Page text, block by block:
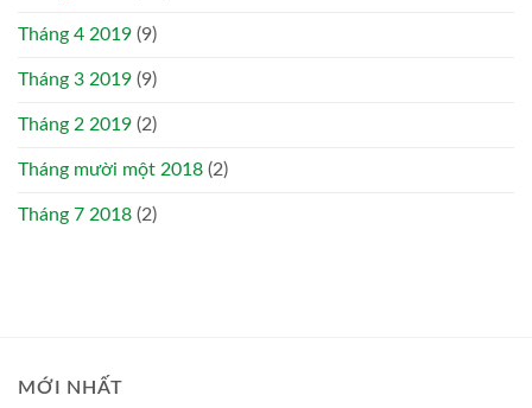
Tháng 4 2019 (9)
Tháng 3 2019 (9)
Tháng 2 2019 (2)
Tháng mười một 2018 (2)
Tháng 7 2018 (2)
MỚI NHẤT